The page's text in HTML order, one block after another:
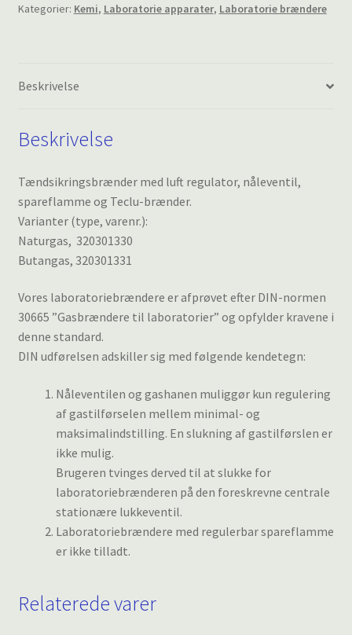
og
Kategorier: Kemi, Laboratorie apparater, Laboratorie brændere
Beskrivelse
Beskrivelse
Tændsikringsbrænder med luft regulator, nåleventil,
spareflamme og Teclu-brænder.
Varianter (type, varenr.):
Naturgas, 320301330
Butangas, 320301331
Vores laboratoriebrændere er afprøvet efter DIN-normen
30665 ”Gasbrændere til laboratorier” og opfylder kravene i
denne standard.
DIN udførelsen adskiller sig med følgende kendetegn:
Nåleventilen og gashanen muliggør kun regulering
af gastilførselen mellem minimal- og
maksimalindstilling. En slukning af gastilførslen er
ikke mulig.
Brugeren tvinges derved til at slukke for
laboratoriebrænderen på den foreskrevne centrale
stationære lukkeventil.
Laboratoriebrændere med regulerbar spareflamme
er ikke tilladt.
Relaterede varer